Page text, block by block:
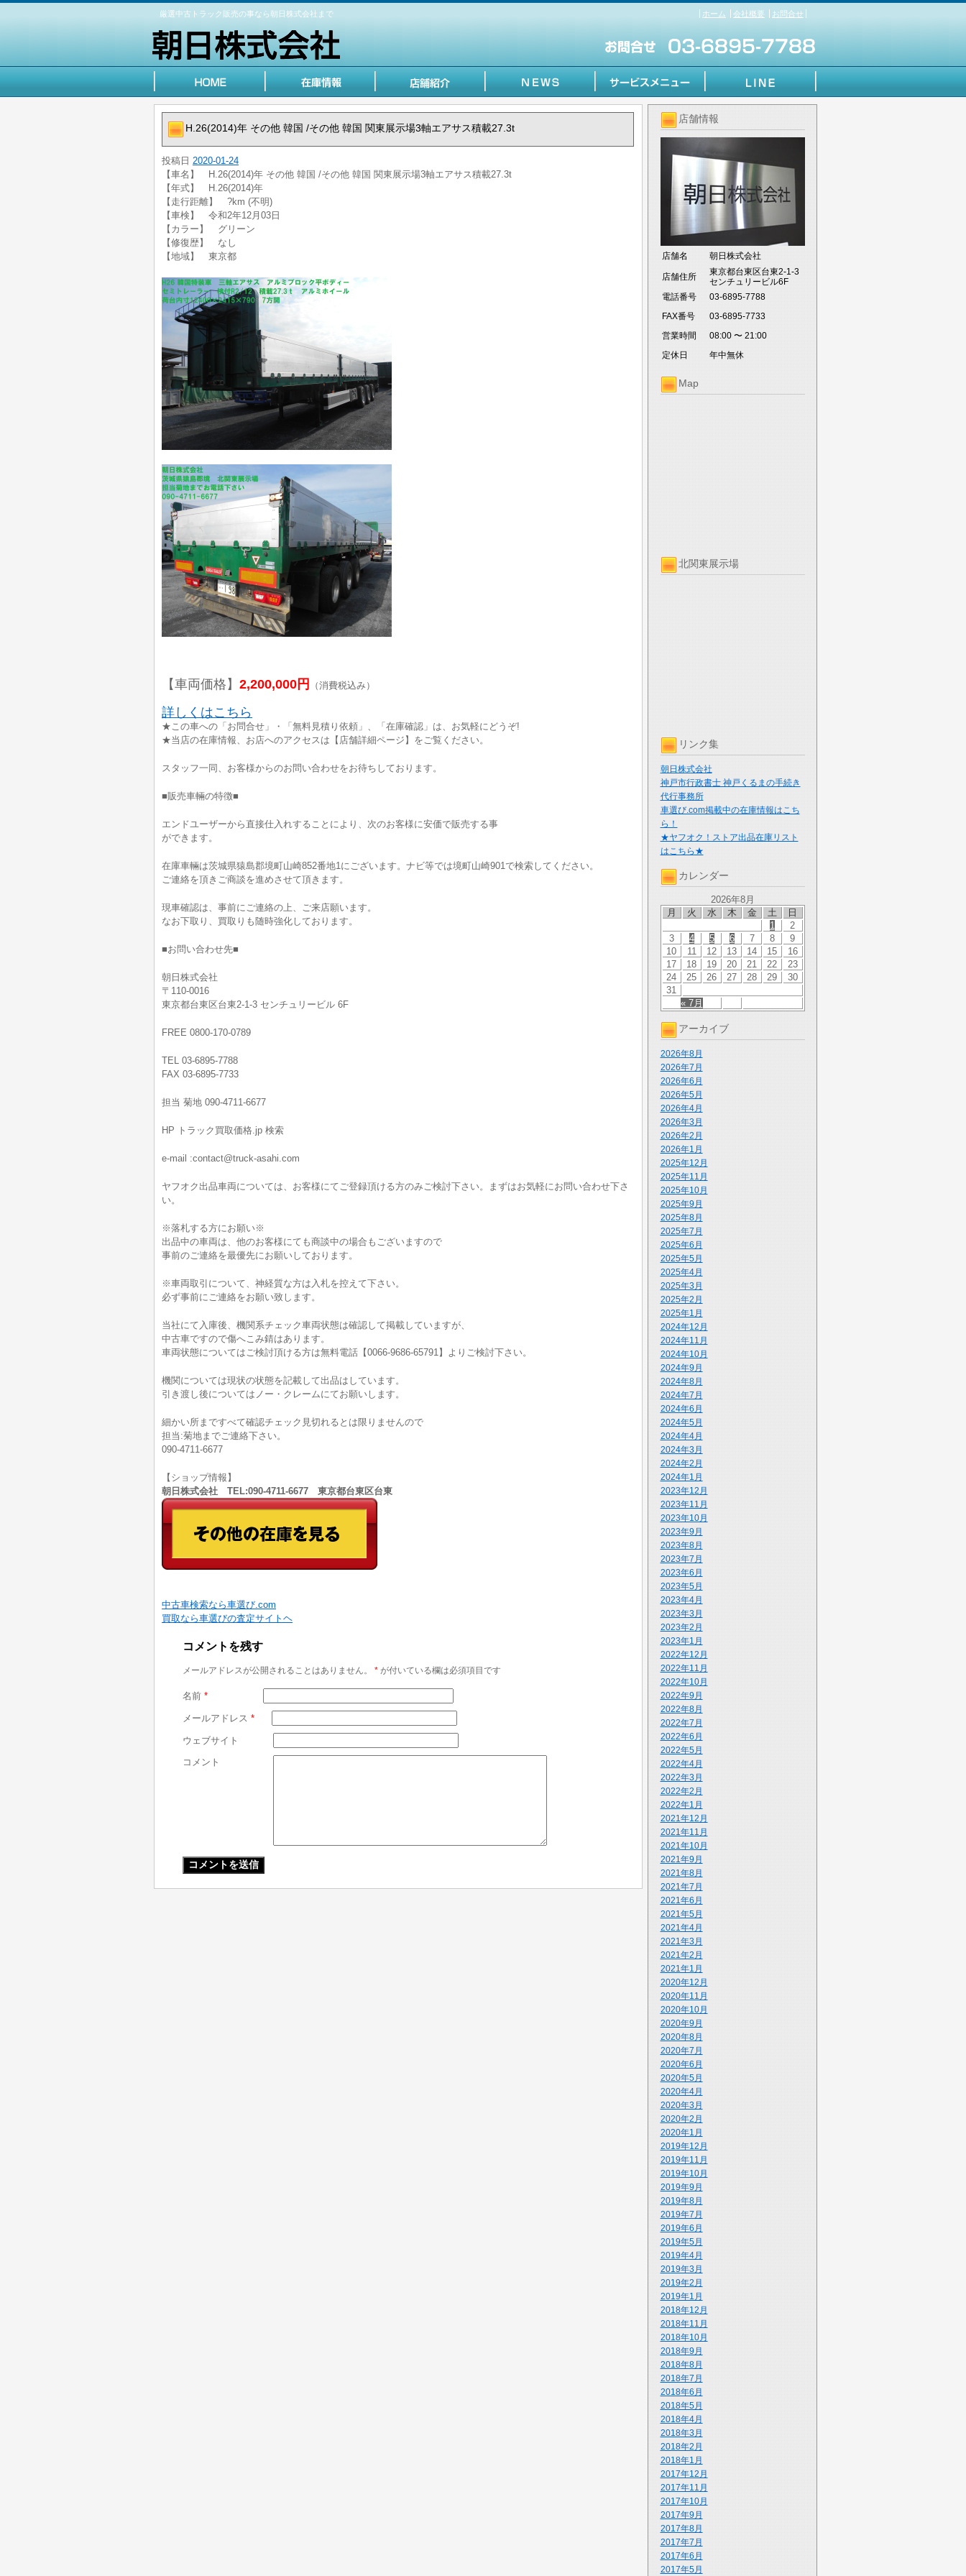
厳選中古トラック販売の事なら朝日株式会社まで ホーム 会社概要 お問合せ
店舗情報
店舗名 朝日株式会社
店舗住所
東京都台東区台東2-1-3
センチュリービル6F
電話番号
03-6895-7788
FAX番号
03-6895-7733
営業時間
08:00 〜 21:00
定休日
年中無休
Map
北関東展示場
リンク集
朝日株式会社
神戸市行政書士 神戸くるまの手続き
代行事務所
車選び.com掲載中の在庫情報はこち
ら！
★ヤフオク！ストア出品在庫リスト
はこちら★
カレンダー
2026年8月
月
火 水 木 金 土 日
« 7月
1
2
3
4 5 6 7 8
9
10
11 12 13 14 15
16
17
18 19 20 21 22
23
24
25 26 27 28 29
30
31
アーカイブ
2026年8月
2026年7月
2026年6月
2026年5月
2026年4月
2026年3月
2026年2月
2026年1月
2025年12月
2025年11月
2025年10月
2025年9月
2025年8月
2025年7月
2025年6月
2025年5月
2025年4月
2025年3月
2025年2月
2025年1月
2024年12月
2024年11月
2024年10月
2024年9月
2024年8月
2024年7月
2024年6月
2024年5月
2024年4月
2024年3月
2024年2月
2024年1月
2023年12月
2023年11月
2023年10月
2023年9月
2023年8月
2023年7月
2023年6月
2023年5月
2023年4月
2023年3月
2023年2月
2023年1月
2022年12月
2022年11月
2022年10月
2022年9月
2022年8月
2022年7月
2022年6月
2022年5月
2022年4月
2022年3月
2022年2月
2022年1月
2021年12月
2021年11月
2021年10月
2021年9月
2021年8月
2021年7月
2021年6月
2021年5月
2021年4月
2021年3月
2021年2月
2021年1月
2020年12月
2020年11月
2020年10月
2020年9月
2020年8月
2020年7月
2020年6月
2020年5月
2020年4月
2020年3月
2020年2月
2020年1月
2019年12月
2019年11月
2019年10月
2019年9月
2019年8月
2019年7月
2019年6月
2019年5月
2019年4月
2019年3月
2019年2月
2019年1月
2018年12月
2018年11月
2018年10月
2018年9月
2018年8月
2018年7月
2018年6月
2018年5月
2018年4月
2018年3月
2018年2月
2018年1月
2017年12月
2017年11月
2017年10月
2017年9月
2017年8月
2017年7月
2017年6月
2017年5月
H.26(2014)年 その他 韓国 /その他 韓国 関東展示場3軸エアサス積載27.3t
投稿日 2020-01-24
【車名】 H.26(2014)年 その他 韓国 /その他 韓国 関東展示場3軸エアサス積載27.3t
【年式】 H.26(2014)年
【走行距離】 ?km (不明)
【車検】 令和2年12月03日
【カラー】 グリーン
【修復歴】 なし
【地域】 東京都
【車両価格】 2,200,000円 （消費税込み）
詳しくはこちら
★この車への「お問合せ」・「無料見積り依頼」、「在庫確認」は、お気軽にどうぞ!
★当店の在庫情報、お店へのアクセスは【店舗詳細ページ】をご覧ください。
スタッフ一同、お客様からのお問い合わせをお待ちしております。
■販売車輛の特徴■
エンドユーザーから直接仕入れすることにより、次のお客様に安価で販売する事
ができます。
在庫車輛は茨城県猿島郡境町山崎852番地1にございます。ナビ等では境町山崎901で検索してください。
ご連絡を頂きご商談を進めさせて頂きます。
現車確認は、事前にご連絡の上、ご来店願います。
なお下取り、買取りも随時強化しております。
■お問い合わせ先■
朝日株式会社
〒110-0016
東京都台東区台東2-1-3 センチュリービル 6F
FREE 0800-170-0789
TEL 03-6895-7788
FAX 03-6895-7733
担当 菊地 090-4711-6677
HP トラック買取価格.jp 検索
e-mail :contact@truck-asahi.com
ヤフオク出品車両については、お客様にてご登録頂ける方のみご検討下さい。まずはお気軽にお問い合わせ下さ
い。
※落札する方にお願い※
出品中の車両は、他のお客様にても商談中の場合もございますので
事前のご連絡を最優先にお願いしております。
※車両取引について、神経質な方は入札を控えて下さい。
必ず事前にご連絡をお願い致します。
当社にて入庫後、機関系チェック車両状態は確認して掲載していますが、
中古車ですので傷へこみ錆はあります。
車両状態についてはご検討頂ける方は無料電話【0066-9686-65791】よりご検討下さい。
機関については現状の状態を記載して出品はしています。
引き渡し後についてはノー・クレームにてお願いします。
細かい所まですべて確認チェック見切れるとは限りませんので
担当:菊地までご連絡下さい。
090-4711-6677
【ショップ情報】
朝日株式会社 TEL:090-4711-6677 東京都台東区台東
中古車検索なら車選び.com
買取なら車選びの査定サイトヘ
コメントを残す
メールアドレスが公開されることはありません。 * が付いている欄は必須項目です
名前 *
メールアドレス *
ウェブサイト
コメント